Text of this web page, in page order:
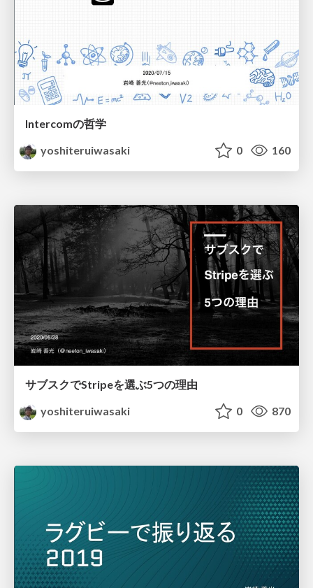
Intercomの哲学
yoshiteruiwasaki
0 160
サブスクでStripeを選ぶ5つの理由
yoshiteruiwasaki
0 870